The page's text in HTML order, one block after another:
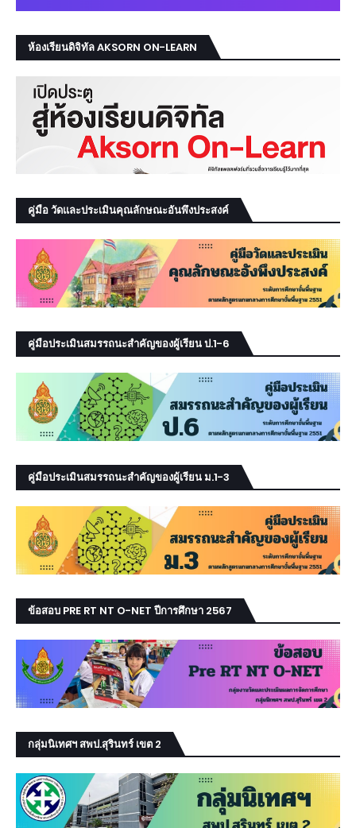
ห้องเรียนดิจิทัล AKSORN ON-LEARN
คู่มือ วัดและประเมินคุณลักษณะอันพึงประสงค์
คู่มือประเมินสมรรถนะสำคัญของผู้เรียน ป.1-6
คู่มือประเมินสมรรถนะสำคัญของผู้เรียน ม.1-3
ข้อสอบ PRE RT NT O-NET ปีการศึกษา 2567
กลุ่มนิเทศฯ สพป.สุรินทร์ เขต 2